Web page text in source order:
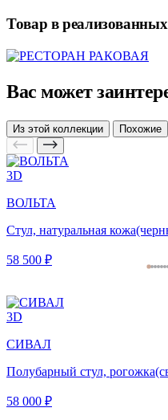
Товар в
Вас может
Из этой коллекции Похожие
3D
ВОЛЬТА
Стул, натуральная
58 500 ₽
3D
СИВАЛ
Полубарный стул,
58 000 ₽